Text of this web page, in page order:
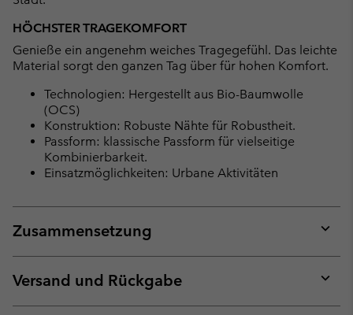
HÖCHSTER TRAGEKOMFORT
Genieße ein angenehm weiches Tragegefühl. Das leichte
Material sorgt den ganzen Tag über für hohen Komfort.
Technologien: Hergestellt aus Bio-Baumwolle
(OCS)
Konstruktion: Robuste Nähte für Robustheit.
Passform: klassische Passform für vielseitige
Kombinierbarkeit.
Einsatzmöglichkeiten: Urbane Aktivitäten
Zusammensetzung
or
Versand und Rückgabe
or